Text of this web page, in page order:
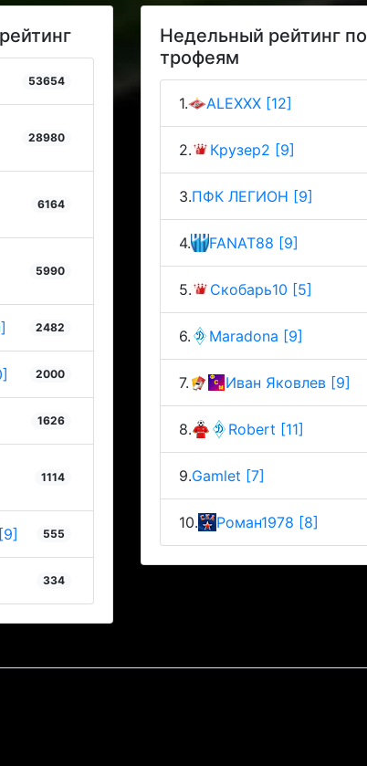
53654
28980
6164
5990
2482
2000
1626
1114
555
334
Недельный рейтинг по
трофеям
1. ALEXXX [12]
2. Крузер2 [9]
3.ПФК ЛЕГИОН [9]
4. FANAT88 [9]
5. Скобарь10 [5]
6. Maradona [9]
7. Иван Яковлев [9]
8. Robert [11]
9.Gamlet [7]
10. Роман1978 [8]